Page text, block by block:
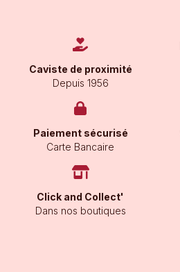
Caviste de proximité
Depuis 1956
Paiement sécurisé
Carte Bancaire
Click and Collect'
Dans nos boutiques